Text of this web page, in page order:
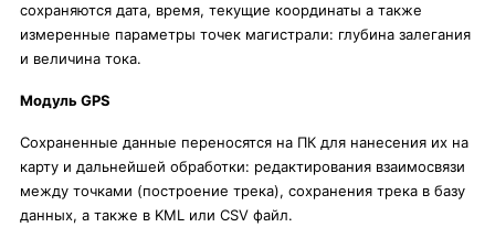
сохраняются дата, время, текущие координаты а также
измеренные параметры точек магистрали: глубина залегания
и величина тока.
Модуль GPS
Сохраненные данные переносятся на ПК для нанесения их на
карту и дальнейшей обработки: редактирования взаимосвязи
между точками (построение трека), сохранения трека в базу
данных, а также в KML или CSV файл.